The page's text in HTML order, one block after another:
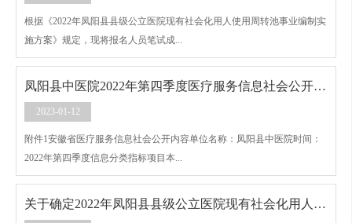
根据《2022年凤阳县县级公立医院现有社会化用人使用周转池事业编制实
施方案》规定，现将报名人员笔试成...
凤阳县中医院2022年第四季度医疗服务信息社会公开内容
2023-01-12
附件1安徽省医疗服务信息社会公开内容单位名称：凤阳县中医院时间：
2022年第四季度信息分类指标项目本...
关于确定2022年凤阳县县级公立医院现有社会化用人使用周转池事业编制流转计划数的公告